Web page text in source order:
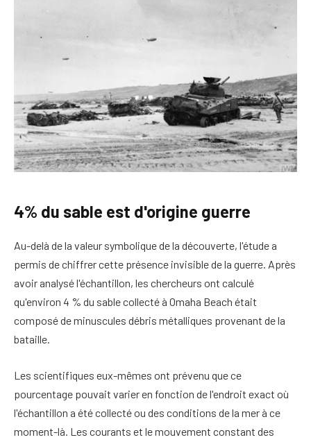
4% du sable est d'origine guerre
Au-delà de la valeur symbolique de la découverte, l'étude a
permis de chiffrer cette présence invisible de la guerre. Après
avoir analysé l'échantillon, les chercheurs ont calculé
qu'environ 4 % du sable collecté à Omaha Beach était
composé de minuscules débris métalliques provenant de la
bataille.
Les scientifiques eux-mêmes ont prévenu que ce
pourcentage pouvait varier en fonction de l'endroit exact où
l'échantillon a été collecté ou des conditions de la mer à ce
moment-là. Les courants et le mouvement constant des